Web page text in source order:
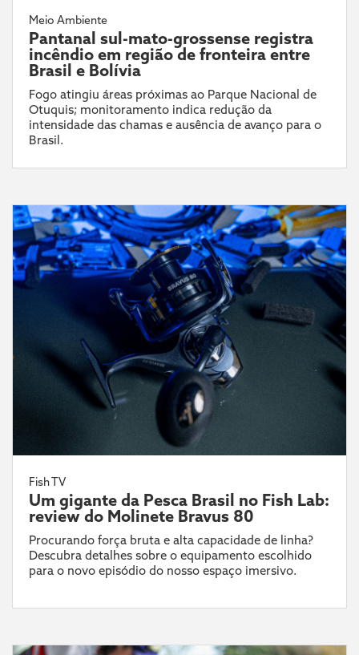
Meio Ambiente
Pantanal sul-mato-grossense registra
incêndio em região de fronteira entre
Brasil e Bolívia
Fogo atingiu áreas próximas ao Parque Nacional de
Otuquis; monitoramento indica redução da
intensidade das chamas e ausência de avanço para o
Brasil.
Fish TV
Um gigante da Pesca Brasil no Fish Lab:
review do Molinete Bravus 80
Procurando força bruta e alta capacidade de linha?
Descubra detalhes sobre o equipamento escolhido
para o novo episódio do nosso espaço imersivo.